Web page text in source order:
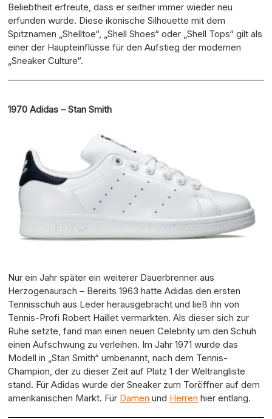
Beliebtheit erfreute, dass er seither immer wieder neu
erfunden wurde. Diese ikonische Silhouette mit dem
Spitznamen „Shelltoe“, „Shell Shoes“ oder „Shell Tops“ gilt als
einer der Haupteinflüsse für den Aufstieg der modernen
„Sneaker Culture“.
1970 Adidas – Stan Smith
Nur ein Jahr später ein weiterer Dauerbrenner aus
Herzogenaurach – Bereits 1963 hatte Adidas den ersten
Tennisschuh aus Leder herausgebracht und ließ ihn von
Tennis-Profi Robert Haillet vermarkten. Als dieser sich zur
Ruhe setzte, fand man einen neuen Celebrity um den Schuh
einen Aufschwung zu verleihen. Im Jahr 1971 wurde das
Modell in „Stan Smith“ umbenannt, nach dem Tennis-
Champion, der zu dieser Zeit auf Platz 1 der Weltrangliste
stand. Für Adidas wurde der Sneaker zum Toröffner auf dem
amerikanischen Markt. Für Damen und Herren hier entlang.